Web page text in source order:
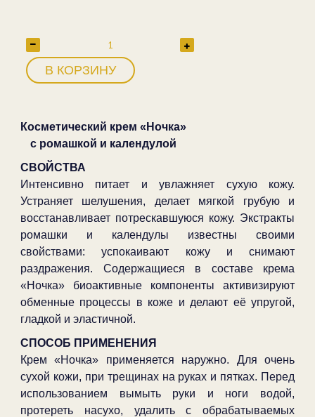
В КОРЗИНУ
Косметический крем «Ночка»
с ромашкой и календулой
СВОЙСТВА
Интенсивно питает и увлажняет сухую кожу.
Устраняет шелушения, делает мягкой грубую и
восстанавливает потрескавшуюся кожу. Экстракты
ромашки и календулы известны своими
свойствами: успокаивают кожу и снимают
раздражения. Содержащиеся в составе крема
«Ночка» биоактивные компоненты активизируют
обменные процессы в коже и делают её упругой,
гладкой и эластичной.
СПОСОБ ПРИМЕНЕНИЯ
Крем «Ночка» применяется наружно. Для очень
сухой кожи, при трещинах на руках и пятках. Перед
использованием вымыть руки и ноги водой,
протереть насухо, удалить с обрабатываемых